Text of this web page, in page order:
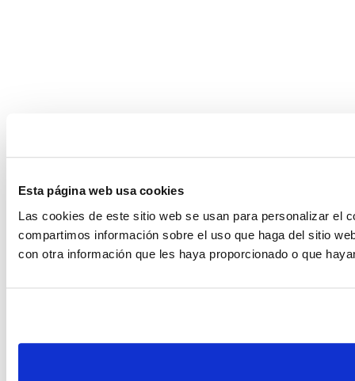
Esta página web usa cookies
Las cookies de este sitio web se usan para personalizar el
compartimos información sobre el uso que haga del sitio
con otra información que les haya proporcionado o que